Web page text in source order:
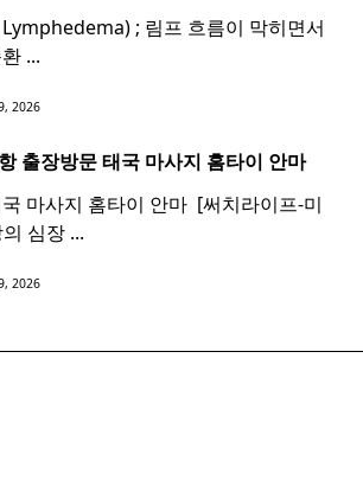
; 림프 흐름이 막히면서
...
2026
출장방문 태국 마사지 홈타이 안마​
마사지 홈타이 안마​ ​ [써치라이프-미
심장 ...
2026